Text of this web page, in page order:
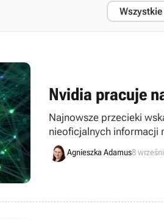
Nvidia pracuje
Najnowsze przecieki
nieoficjalnych informacji
Agnieszka Adamus8